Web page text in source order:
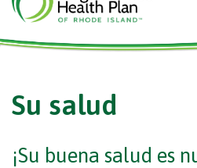
Su salud
¡Su buena salud es